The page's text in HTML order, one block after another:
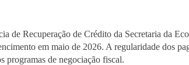
de Recuperação de Crédito da Secretaria da
em maio de 2026. A regularidade dos
programas de negociação fiscal.